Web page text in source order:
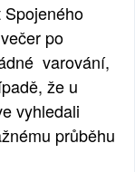
po
varování,
že u
vyhledali
průběhu